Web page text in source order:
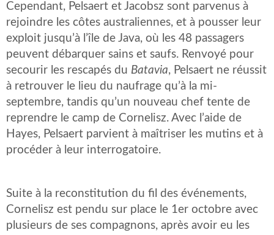
Cependant, Pelsaert et Jacobsz sont parvenus à
rejoindre les côtes australiennes, et à pousser leur
exploit jusqu’à l’île de Java, où les 48 passagers
peuvent débarquer sains et saufs. Renvoyé pour
secourir les rescapés du Batavia, Pelsaert ne réussit
à retrouver le lieu du naufrage qu’à la mi-
septembre, tandis qu’un nouveau chef tente de
reprendre le camp de Cornelisz. Avec l’aide de
Hayes, Pelsaert parvient à maîtriser les mutins et à
procéder à leur interrogatoire.
Suite à la reconstitution du fil des événements,
Cornelisz est pendu sur place le 1er octobre avec
plusieurs de ses compagnons, après avoir eu les